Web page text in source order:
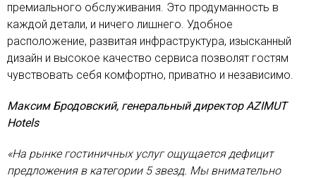
премиального обслуживания. Это продуманность в
каждой детали, и ничего лишнего. Удобное
расположение, развитая инфраструктура, изысканный
дизайн и высокое качество сервиса позволят гостям
чувствовать себя комфортно, приватно и независимо.
Максим Бродовский, генеральный директор AZIMUT
Hotels
«На рынке гостиничных услуг ощущается дефицит
предложения в категории 5 звезд. Мы внимательно